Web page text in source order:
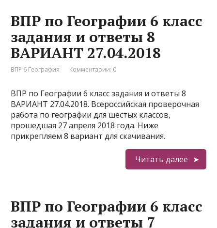
ВПР по Географии 6 класс
задания и ответы 8
ВАРИАНТ 27.04.2018
ВПР 6 География Комментарии: 0
ВПР по Географии 6 класс задания и ответы 8
ВАРИАНТ 27.04.2018. Всероссийская проверочная
работа по географии для шестых классов,
прошедшая 27 апреля 2018 года. Ниже
прикрепляем 8 вариант для скачивания.
Читать далее
ВПР по Географии 6 класс
задания и ответы 7